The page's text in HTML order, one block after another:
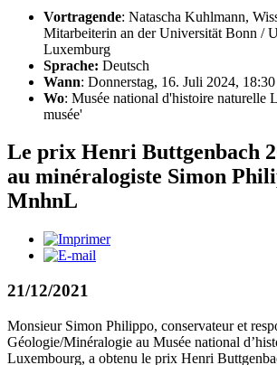
Vortragende: Natascha Kuhlmann,
Mitarbeiterin an der Universität Bonn /
Luxemburg
Sprache: Deutsch
Wann: Donnerstag, 16. Juli 2024,
Wo: Musée national d'histoire naturelle
musée'
Le prix Henri Buttgenbach
au minéralogiste Simon
MnhnL
21/12/2021
Monsieur Simon Philippo, conservateur et
Géologie/Minéralogie au Musée national
Luxembourg, a obtenu le prix Henri